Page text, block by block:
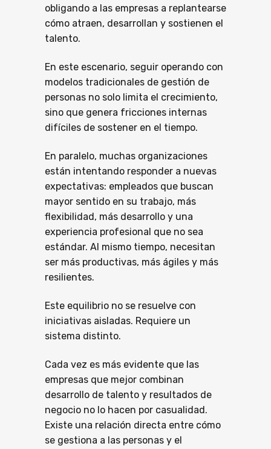
obligando a las empresas a replantearse
cómo atraen, desarrollan y sostienen el
talento.
En este escenario, seguir operando con
modelos tradicionales de gestión de
personas no solo limita el crecimiento,
sino que genera fricciones internas
difíciles de sostener en el tiempo.
En paralelo, muchas organizaciones
están intentando responder a nuevas
expectativas: empleados que buscan
mayor sentido en su trabajo, más
flexibilidad, más desarrollo y una
experiencia profesional que no sea
estándar. Al mismo tiempo, necesitan
ser más productivas, más ágiles y más
resilientes.
Este equilibrio no se resuelve con
iniciativas aisladas. Requiere un
sistema distinto.
Cada vez es más evidente que las
empresas que mejor combinan
desarrollo de talento y resultados de
negocio no lo hacen por casualidad.
Existe una relación directa entre cómo
se gestiona a las personas y el